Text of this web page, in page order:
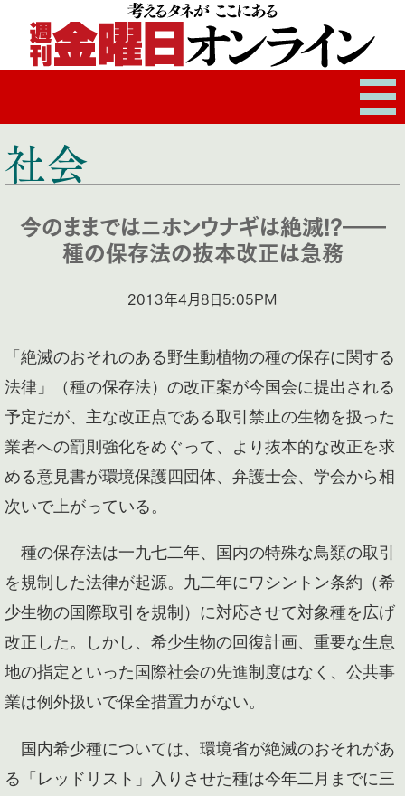
社会
今のままではニホンウナギは絶滅!?――
種の保存法の抜本改正は急務
2013年4月8日5:05PM
「絶滅のおそれのある野生動植物の種の保存に関する
法律」（種の保存法）の改正案が今国会に提出される
予定だが、主な改正点である取引禁止の生物を扱った
業者への罰則強化をめぐって、より抜本的な改正を求
める意見書が環境保護四団体、弁護士会、学会から相
次いで上がっている。
種の保存法は一九七二年、国内の特殊な鳥類の取引
を規制した法律が起源。九二年にワシントン条約（希
少生物の国際取引を規制）に対応させて対象種を広げ
改正した。しかし、希少生物の回復計画、重要な生息
地の指定といった国際社会の先進制度はなく、公共事
業は例外扱いで保全措置力がない。
国内希少種については、環境省が絶滅のおそれがあ
る「レッドリスト」入りさせた種は今年二月までに三